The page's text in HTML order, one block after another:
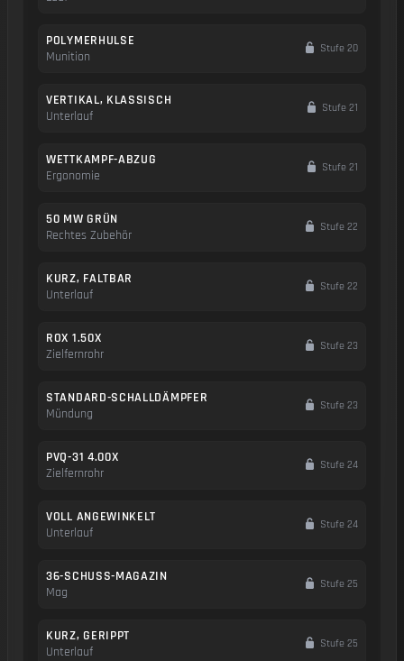
POLYMERHULSE
Munition
Stufe 20
VERTIKAL, KLASSISCH
Unterlauf
Stufe 21
WETTKAMPF-ABZUG
Ergonomie
Stufe 21
50 MW GRÜN
Rechtes Zubehör
Stufe 22
KURZ, FALTBAR
Unterlauf
Stufe 22
ROX 1.50X
Zielfernrohr
Stufe 23
STANDARD-SCHALLDÄMPFER
Mündung
Stufe 23
PVQ-31 4.00X
Zielfernrohr
Stufe 24
VOLL ANGEWINKELT
Unterlauf
Stufe 24
36-SCHUSS-MAGAZIN
Mag
Stufe 25
KURZ, GERIPPT
Unterlauf
Stufe 25